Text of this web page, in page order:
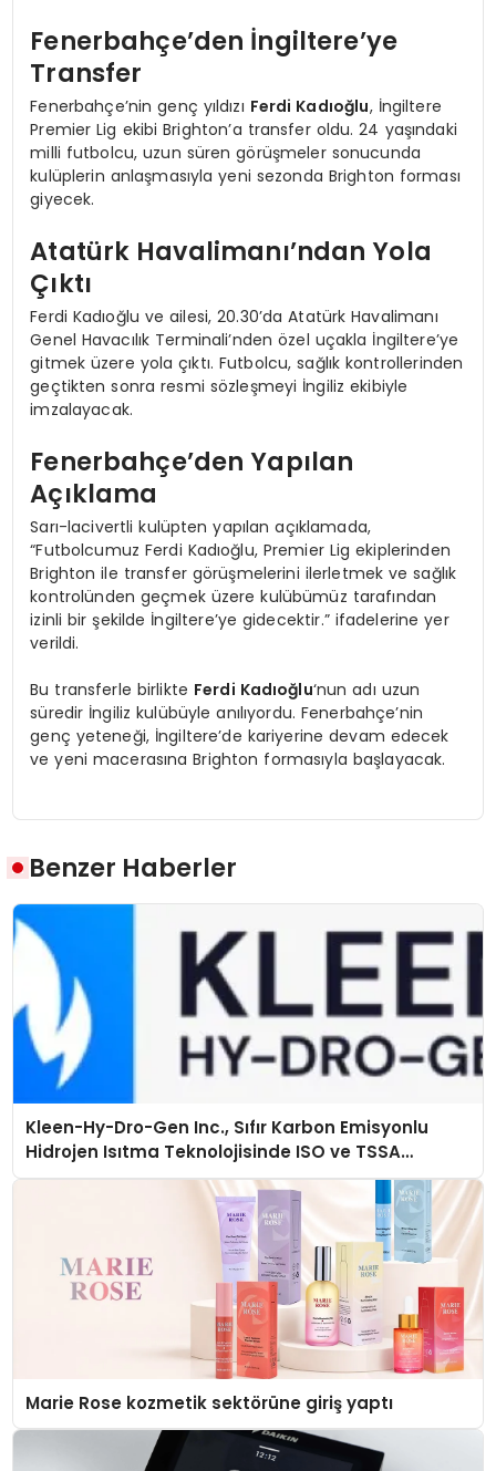
Fenerbahçe’den İngiltere’ye
Transfer
Fenerbahçe’nin genç yıldızı Ferdi Kadıoğlu, İngiltere
Premier Lig ekibi Brighton’a transfer oldu. 24 yaşındaki
milli futbolcu, uzun süren görüşmeler sonucunda
kulüplerin anlaşmasıyla yeni sezonda Brighton forması
giyecek.
Atatürk Havalimanı’ndan Yola
Çıktı
Ferdi Kadıoğlu ve ailesi, 20.30’da Atatürk Havalimanı
Genel Havacılık Terminali’nden özel uçakla İngiltere’ye
gitmek üzere yola çıktı. Futbolcu, sağlık kontrollerinden
geçtikten sonra resmi sözleşmeyi İngiliz ekibiyle
imzalayacak.
Fenerbahçe’den Yapılan
Açıklama
Sarı-lacivertli kulüpten yapılan açıklamada,
“Futbolcumuz Ferdi Kadıoğlu, Premier Lig ekiplerinden
Brighton ile transfer görüşmelerini ilerletmek ve sağlık
kontrolünden geçmek üzere kulübümüz tarafından
izinli bir şekilde İngiltere’ye gidecektir.” ifadelerine yer
verildi.
Bu transferle birlikte Ferdi Kadıoğlu‘nun adı uzun
süredir İngiliz kulübüyle anılıyordu. Fenerbahçe’nin
genç yeteneği, İngiltere’de kariyerine devam edecek
ve yeni macerasına Brighton formasıyla başlayacak.
Benzer Haberler
Kleen-Hy-Dro-Gen Inc., Sıfır Karbon Emisyonlu
Hidrojen Isıtma Teknolojisinde ISO ve TSSA
Düzenleyici Onaylarını Aldı
Marie Rose kozmetik sektörüne giriş yaptı